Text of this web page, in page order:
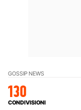
GOSSIP NEWS
130
CONDIVISIONI